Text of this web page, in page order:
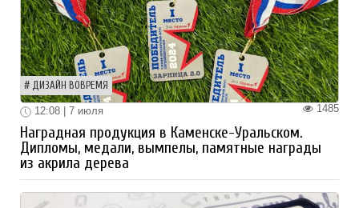
ДИЗАЙН ВОВРЕМЯ
1485
12:08 | 7 июля
Наградная продукция в Каменске-Уральском.
Дипломы, медали, вымпелы, памятные награды
из акрила дерева